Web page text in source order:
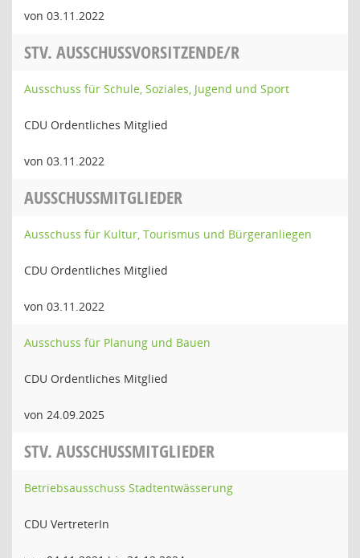
von 03.11.2022
STV. AUSSCHUSSVORSITZENDE/R
Ausschuss für Schule, Soziales, Jugend und Sport
CDU Ordentliches Mitglied
von 03.11.2022
AUSSCHUSSMITGLIEDER
Ausschuss für Kultur, Tourismus und Bürgeranliegen
CDU Ordentliches Mitglied
von 03.11.2022
Ausschuss für Planung und Bauen
CDU Ordentliches Mitglied
von 24.09.2025
STV. AUSSCHUSSMITGLIEDER
Betriebsausschuss Stadtentwässerung
CDU VertreterIn